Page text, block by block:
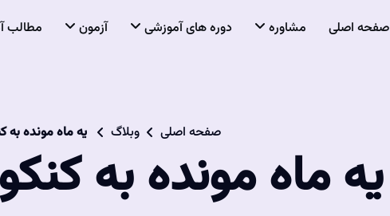
صفحه اصلی مشاوره دوره های آموزشی آزمون مطالب
صفحه اصلی وبلاگ یه ماه مونده
یه ماه مونده به